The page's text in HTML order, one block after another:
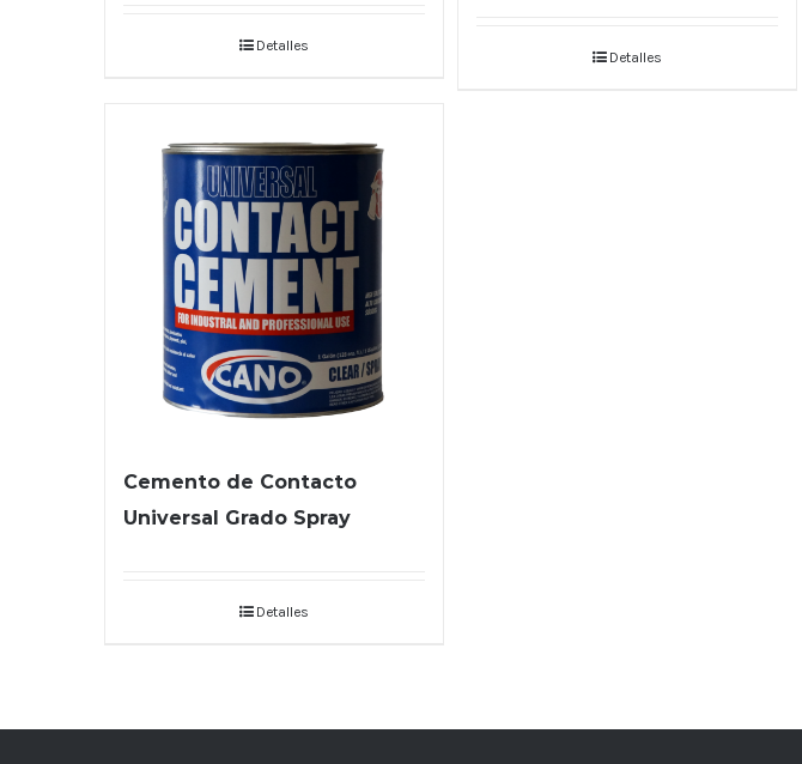
Detalles
Detalles
Cemento de Contacto
Universal Grado Spray
Detalles